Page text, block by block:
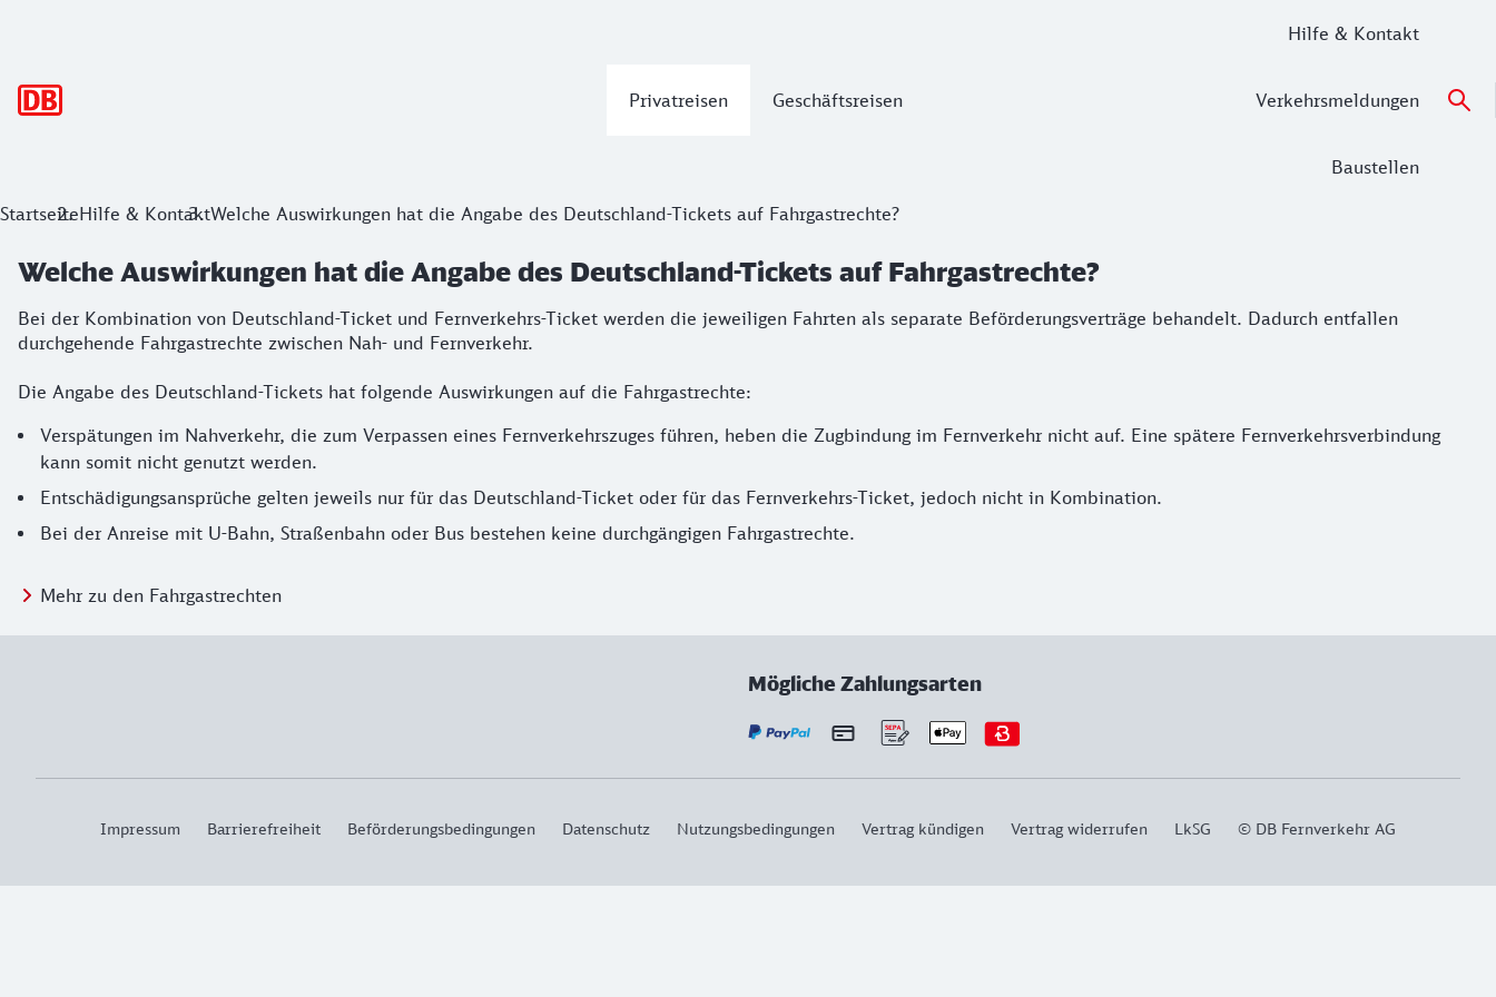
Privatreisen Geschäftsreisen
Hilfe & Kontakt
Verkehrsmeldungen
Baustellen
StartseiteHilfe & KontaktWelche Auswirkungen hat die Angabe des Deutschland-Tickets auf Fahrgastrechte?
Welche Auswirkungen hat die Angabe des Deutschland-Tickets auf Fahrgastrechte?
Bei der Kombination von Deutschland-Ticket und Fernverkehrs-Ticket werden die jeweiligen Fahrten als separate Beförderungsverträge behandelt. Dadurch entfallen
durchgehende Fahrgastrechte zwischen Nah- und Fernverkehr.
Die Angabe des Deutschland-Tickets hat folgende Auswirkungen auf die Fahrgastrechte:
Verspätungen im Nahverkehr, die zum Verpassen eines Fernverkehrszuges führen, heben die Zugbindung im Fernverkehr nicht auf. Eine spätere Fernverkehrsverbindung
kann somit nicht genutzt werden.
Entschädigungsansprüche gelten jeweils nur für das Deutschland-Ticket oder für das Fernverkehrs-Ticket, jedoch nicht in Kombination.
Bei der Anreise mit U-Bahn, Straßenbahn oder Bus bestehen keine durchgängigen Fahrgastrechte.
Mehr zu den Fahrgastrechten
Mögliche Zahlungsarten
Impressum Barrierefreiheit Beförderungsbedingungen Datenschutz Nutzungsbedingungen Vertrag kündigen Vertrag widerrufen LkSG © DB Fernverkehr AG